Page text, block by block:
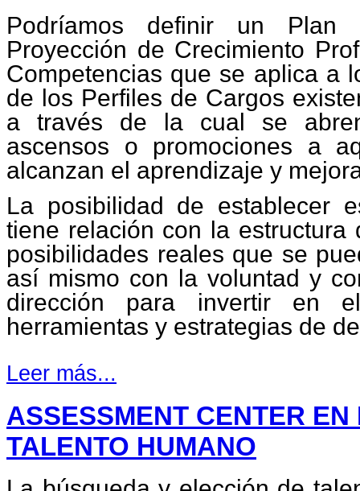
Podríamos definir un
Proyección de Crecimiento
Competencias que se aplica a
de los Perfiles de Cargos
a través de la cual se
ascensos o promociones a
alcanzan el aprendizaje y
La posibilidad de establecer
tiene relación con la estructura
posibilidades reales que se
así mismo con la voluntad y
dirección para invertir en
herramientas y estrategias de
Leer más...
ASSESSMENT CENTER
TALENTO HUMANO